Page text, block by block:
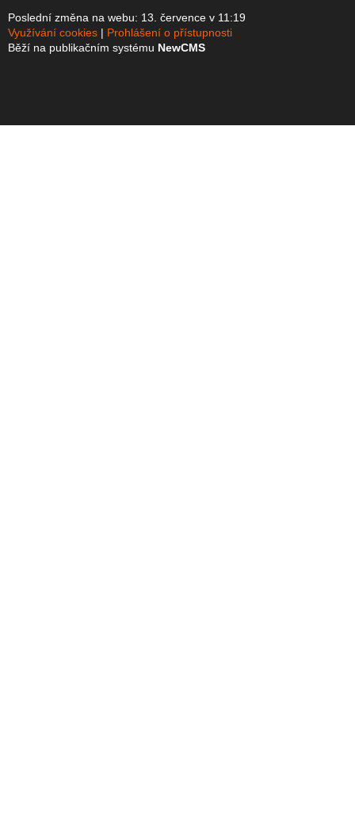
Poslední změna na webu: 13. července v 11:19
Využívání cookies
Prohlášení o přístupnosti
Běží na publikačním systému NewCMS